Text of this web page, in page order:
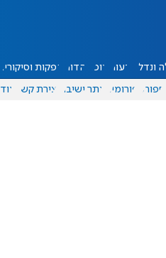
ונדל"ן דעות אוכל יהדות הפקות וסיקורים
ספורט פורומים אתר ישיבה יצירת קשר עוד